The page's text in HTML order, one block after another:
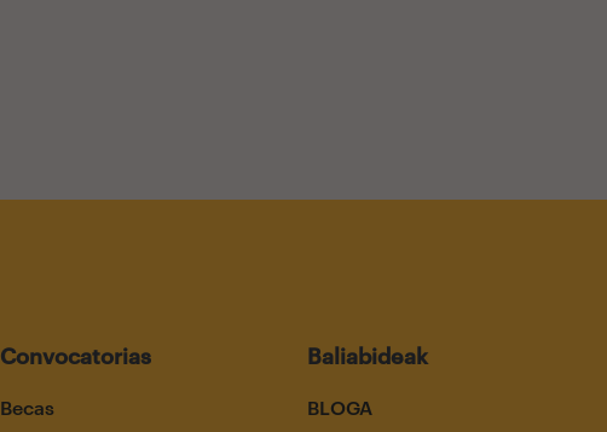
Convocatorias
Becas
Baliabideak
BLOGA